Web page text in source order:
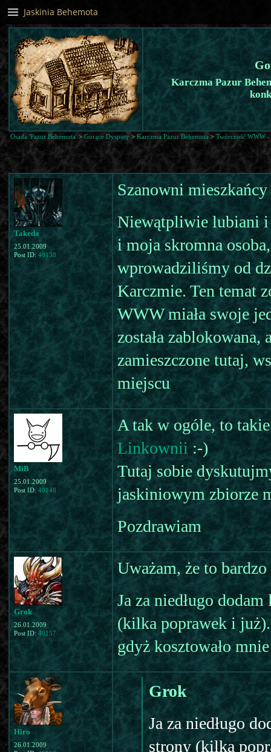
Karczma Pazur
Osada 'Pazur Behemota' > Gorące Dysputy > Karczma Pazur Behemota > Twórczość WWW
Takeda
25.01.2009
Post ID: 40138
Szanowni mieszkańcy
Niewątpliwie lubiani i
i moja skromna
wprowadziliśmy od
Karczmie. Ten temat
WWW miała swoje
została
zamieszczone tutaj,
miejscu
MiB
25.01.2009
Post ID: 40148
A tak w ogóle, to
Linkownii :-)
Tutaj sobie
jaskiniowym zbiorze
Pozdrawiam
Grok
26.01.2009
Post ID: 40157
Uważam, że to
Ja za niedługo
(kilka poprawek i
gdyż kosztowało
Hiro
26.01.2009
Grok
Ja za niedługo
strony (kilka
Jaskinia Behemota